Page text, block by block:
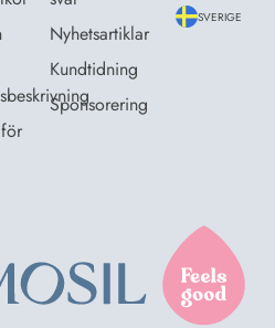
Nyhetsartiklar
Kundtidning
Sponsorering
SVERIGE